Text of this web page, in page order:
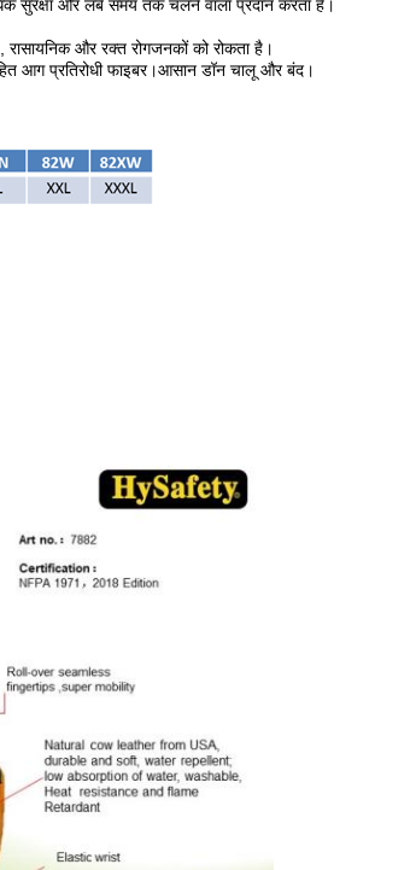
सुरक्षा और लंबे समय तक चलने वाला प्रदान करता है।
और रक्त रोगजनकों को रोकता है।
आग प्रतिरोधी फाइबर।आसान डॉन चालू और बंद।